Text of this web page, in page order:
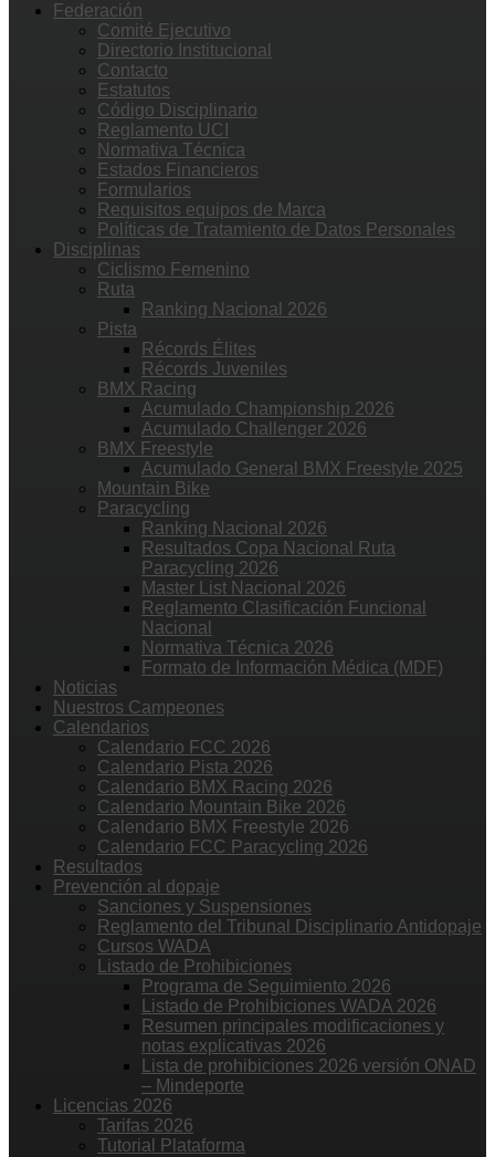
Federación
Comité Ejecutivo
Directorio Institucional
Contacto
Estatutos
Código Disciplinario
Reglamento UCI
Normativa Técnica
Estados Financieros
Formularios
Requisitos equipos de Marca
Políticas de Tratamiento de Datos Personales
Disciplinas
Ciclismo Femenino
Ruta
Ranking Nacional 2026
Pista
Récords Élites
Récords Juveniles
BMX Racing
Acumulado Championship 2026
Acumulado Challenger 2026
BMX Freestyle
Acumulado General BMX Freestyle 2025
Mountain Bike
Paracycling
Ranking Nacional 2026
Resultados Copa Nacional Ruta
Paracycling 2026
Master List Nacional 2026
Reglamento Clasificación Funcional
Nacional
Normativa Técnica 2026
Formato de Información Médica (MDF)
Noticias
Nuestros Campeones
Calendarios
Calendario FCC 2026
Calendario Pista 2026
Calendario BMX Racing 2026
Calendario Mountain Bike 2026
Calendario BMX Freestyle 2026
Calendario FCC Paracycling 2026
Resultados
Prevención al dopaje
Sanciones y Suspensiones
Reglamento del Tribunal Disciplinario Antidopaje
Cursos WADA
Listado de Prohibiciones
Programa de Seguimiento 2026
Listado de Prohibiciones WADA 2026
Resumen principales modificaciones y
notas explicativas 2026
Lista de prohibiciones 2026 versión ONAD
– Mindeporte
Licencias 2026
Tarifas 2026
Tutorial Plataforma